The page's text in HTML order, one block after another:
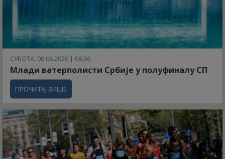
СУБОТА, 08.08.2026 | 08:36
Млади ватерполисти Србије у полуфиналу СП
ПРОЧИТАЈ ВИШЕ